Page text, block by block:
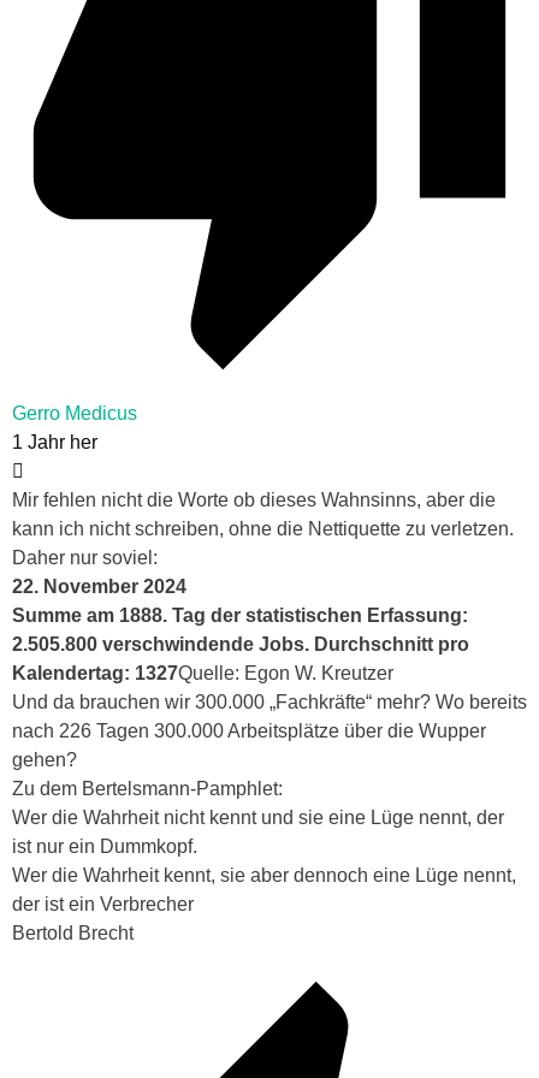
Gerro Medicus
1 Jahr her
Mir fehlen nicht die Worte ob dieses Wahnsinns, aber die
kann ich nicht schreiben, ohne die Nettiquette zu verletzen.
Daher nur soviel:
22. November 2024
Summe am 1888. Tag der statistischen Erfassung:
2.505.800 verschwindende Jobs. Durchschnitt pro
Kalendertag: 1327Quelle: Egon W. Kreutzer
Und da brauchen wir 300.000 „Fachkräfte“ mehr? Wo bereits
nach 226 Tagen 300.000 Arbeitsplätze über die Wupper
gehen?
Zu dem Bertelsmann-Pamphlet:
Wer die Wahrheit nicht kennt und sie eine Lüge nennt, der
ist nur ein Dummkopf.
Wer die Wahrheit kennt, sie aber dennoch eine Lüge nennt,
der ist ein Verbrecher
Bertold Brecht